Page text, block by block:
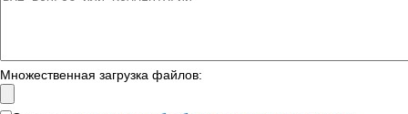
Множественная загрузка файлов: